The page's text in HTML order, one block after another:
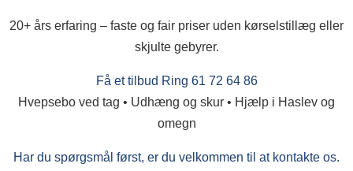
20+ års erfaring – faste og fair priser uden kørselstillæg eller
skjulte gebyrer.
Få et tilbud Ring 61 72 64 86
Hvepsebo ved tag • Udhæng og skur • Hjælp i Haslev og
omegn
Har du spørgsmål først, er du velkommen til at kontakte os.